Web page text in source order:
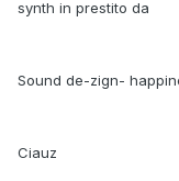
synth in prestito da
Sound de-zign-
Ciauz